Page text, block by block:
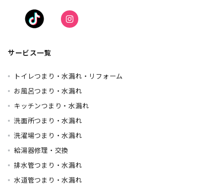
サービス一覧
トイレつまり・水漏れ・リフォーム
お風呂つまり・水漏れ
キッチンつまり・水漏れ
洗面所つまり・水漏れ
洗濯場つまり・水漏れ
給湯器修理・交換
排水管つまり・水漏れ
水道管つまり・水漏れ